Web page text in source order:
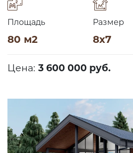
Площадь
80 м2
Размер
8х7
Цена: 3 600 000 руб.